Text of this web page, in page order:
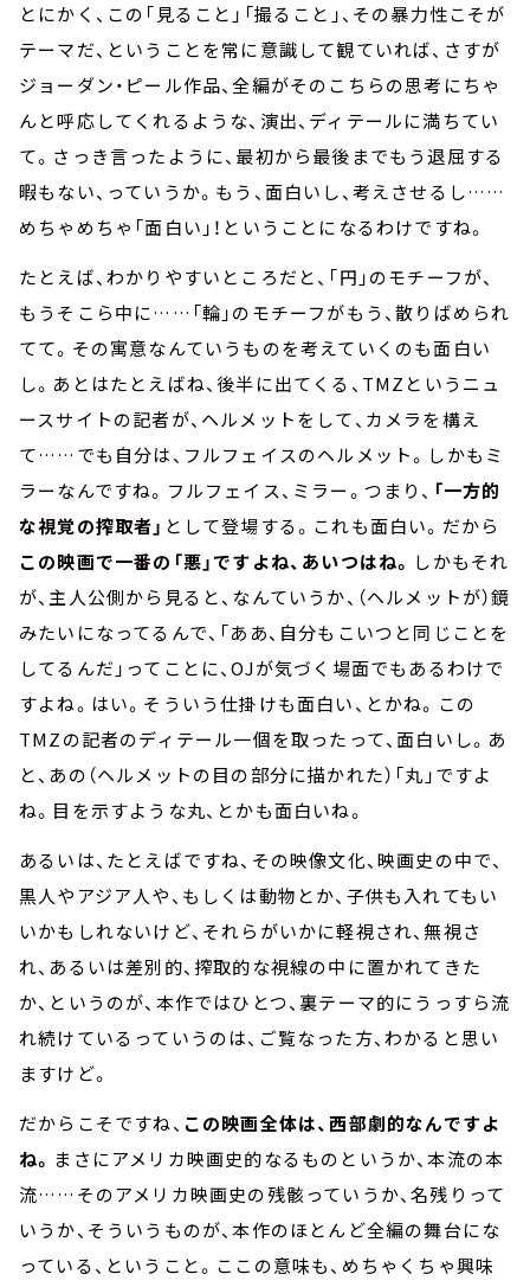
とにかく、この「見ること」「撮ること」、その暴力性こそが
テーマだ、ということを常に意識して観ていれば、さすが
ジョーダン・ピール作品、全編がそのこちらの思考にちゃ
んと呼応してくれるような、演出、ディテールに満ちてい
て。さっき言ったように、最初から最後までもう退屈する
暇もない、っていうか。もう、面白いし、考えさせるし……
めちゃめちゃ「面白い」！ということになるわけですね。
たとえば、わかりやすいところだと、「円」のモチーフが、
もうそこら中に……「輪」のモチーフがもう、散りばめられ
てて。その寓意なんていうものを考えていくのも面白い
し。あとはたとえばね、後半に出てくる、TMZというニュ
ースサイトの記者が、ヘルメットをして、カメラを構え
て……でも自分は、フルフェイスのヘルメット。しかもミ
ラーなんですね。フルフェイス、ミラー。つまり、 「一方的
な視覚の搾取者」 として登場する。これも面白い。だから
この映画で一番の「悪」ですよね、あいつはね。 しかもそれ
が、主人公側から見ると、なんていうか、（ヘルメットが）鏡
みたいになってるんで、「ああ、自分もこいつと同じことを
してるんだ」ってことに、OJが気づく場面でもあるわけで
すよね。はい。そういう仕掛けも面白い、とかね。この
TMZの記者のディテール一個を取ったって、面白いし。あ
と、あの（ヘルメットの目の部分に描かれた）「丸」ですよ
ね。目を示すような丸、とかも面白いね。
あるいは、たとえばですね、その映像文化、映画史の中で、
黒人やアジア人や、もしくは動物とか、子供も入れてもい
いかもしれないけど、それらがいかに軽視され、無視さ
れ、あるいは差別的、搾取的な視線の中に置かれてきた
か、というのが、本作ではひとつ、裏テーマ的にうっすら流
れ続けているっていうのは、ご覧なった方、わかると思い
ますけど。
だからこそですね、 この映画全体は、西部劇的なんですよ
ね。 まさにアメリカ映画史的なるものというか、本流の本
流……そのアメリカ映画史の残骸っていうか、名残りって
いうか、そういうものが、本作のほとんど全編の舞台にな
っている、ということ。ここの意味も、めちゃくちゃ興味